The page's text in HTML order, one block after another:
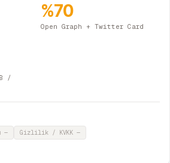
%70
Open Graph + Twitter Card
/
— Gizlilik / KVKK —